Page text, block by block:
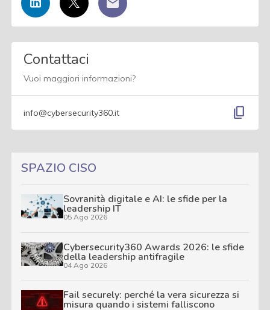
Contattaci
Vuoi maggiori informazioni?
info@cybersecurity360.it content_copy
SPAZIO CISO
Sovranità digitale e AI: le sfide per la
leadership IT
05 Ago 2026
Cybersecurity360 Awards 2026: le sfide
della leadership antifragile
04 Ago 2026
Fail securely: perché la vera sicurezza si
misura quando i sistemi falliscono